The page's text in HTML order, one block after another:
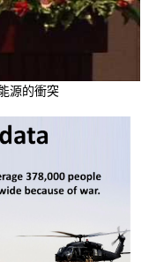
源的衝突